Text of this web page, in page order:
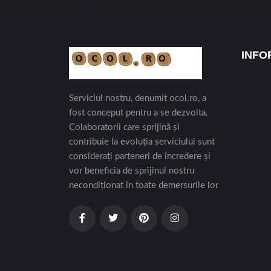
Serviciul nostru, denumit ocol.ro, a
fost conceput pentru a se dezvolta.
Colaboratorii care sprijină și
contribuie la evoluția serviciului sunt
considerați parteneri de încredere și
vor beneficia de sprijinul nostru
necondiționat în toate demersurile lor